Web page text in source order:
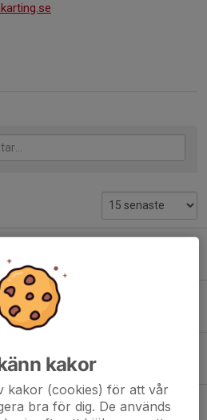
kakor
kakor (cookies) för att vår
bra för dig. De används